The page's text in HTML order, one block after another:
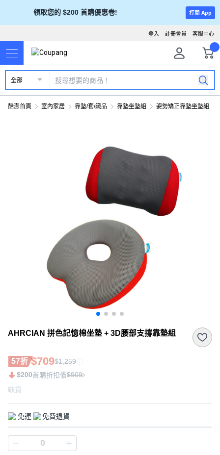
領取您的 $200 首購優惠卷! 打開 App
客服中心
註冊會員
登入
全部
酷澎首頁 室內家居 靠墊/套/織品 靠墊坐墊組 姿勢矯正靠墊坐墊組
AHRCIAN 拼色記憶棉坐墊 + 3D腰部支撐靠墊組
57折 $709$1,259
$200首購折扣價$909
缺貨
免運 免費退貨